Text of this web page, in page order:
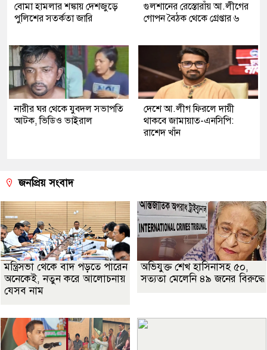
বোমা হামলার শঙ্কায় দেশজুড়ে
পুলিশের সতর্কতা জারি
গুলশানের রেস্তোরাঁয় আ.লীগের
গোপন বৈঠক থেকে গ্রেপ্তার ৬
নারীর ঘর থেকে যুবদল সভাপতি
আটক, ভিডিও ভাইরাল
দেশে আ.লীগ ফিরলে দায়ী
থাকবে জামায়াত-এনসিপি:
রাশেদ খাঁন
জনপ্রিয় সংবাদ
মন্ত্রিসভা থেকে বাদ পড়তে পারেন
অনেকেই, নতুন করে আলোচনায়
যেসব নাম
অভিযুক্ত শেখ হাসিনাসহ ৫০,
সত্যতা মেলেনি ৪৯ জনের বিরুদ্ধে